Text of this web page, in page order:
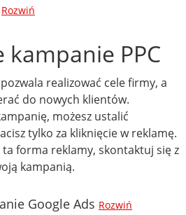
Rozwiń
kampanie PPC
realizować cele firmy, a
do nowych klientów.
możesz ustalić
tylko za kliknięcie w reklamę.
ta forma reklamy, skontaktuj się z
kampanią.
Google Ads Rozwiń